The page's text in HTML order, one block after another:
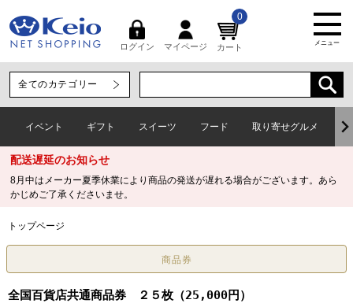
ログイン マイページ カート
0
メニュー
イベント ギフト スイーツ フード 取り寄せグルメ
配送遅延のお知らせ
8月中はメーカー夏季休業により商品の発送が遅れる場合がございます。あら
かじめご了承くださいませ。
トップページ
全国百貨店共通商品券 ２５枚（25,000円）